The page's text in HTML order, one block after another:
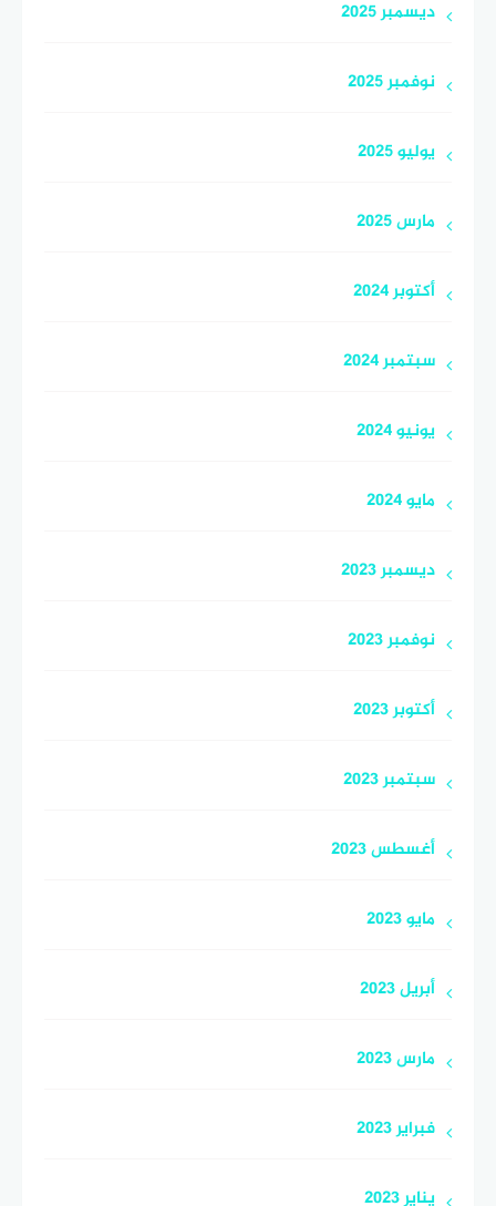
ديسمبر 2025
نوفمبر 2025
يوليو 2025
مارس 2025
أكتوبر 2024
سبتمبر 2024
يونيو 2024
مايو 2024
ديسمبر 2023
نوفمبر 2023
أكتوبر 2023
سبتمبر 2023
أغسطس 2023
مايو 2023
أبريل 2023
مارس 2023
فبراير 2023
يناير 2023